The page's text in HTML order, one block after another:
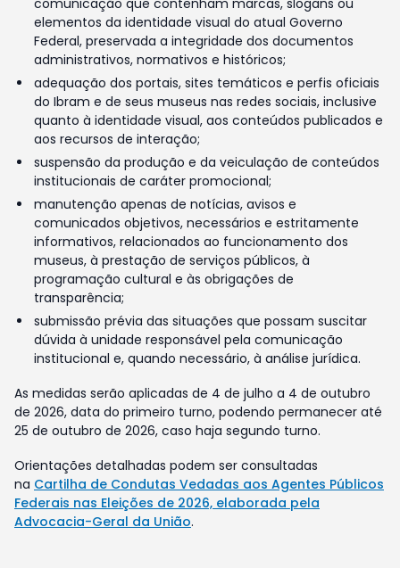
comunicação que contenham marcas, slogans ou
elementos da identidade visual do atual Governo
Federal, preservada a integridade dos documentos
administrativos, normativos e históricos;
adequação dos portais, sites temáticos e perfis oficiais
do Ibram e de seus museus nas redes sociais, inclusive
quanto à identidade visual, aos conteúdos publicados e
aos recursos de interação;
suspensão da produção e da veiculação de conteúdos
institucionais de caráter promocional;
manutenção apenas de notícias, avisos e
comunicados objetivos, necessários e estritamente
informativos, relacionados ao funcionamento dos
museus, à prestação de serviços públicos, à
programação cultural e às obrigações de
transparência;
submissão prévia das situações que possam suscitar
dúvida à unidade responsável pela comunicação
institucional e, quando necessário, à análise jurídica.
As medidas serão aplicadas de 4 de julho a 4 de outubro
de 2026, data do primeiro turno, podendo permanecer até
25 de outubro de 2026, caso haja segundo turno.
Orientações detalhadas podem ser consultadas
na Cartilha de Condutas Vedadas aos Agentes Públicos
Federais nas Eleições de 2026, elaborada pela
Advocacia-Geral da União.